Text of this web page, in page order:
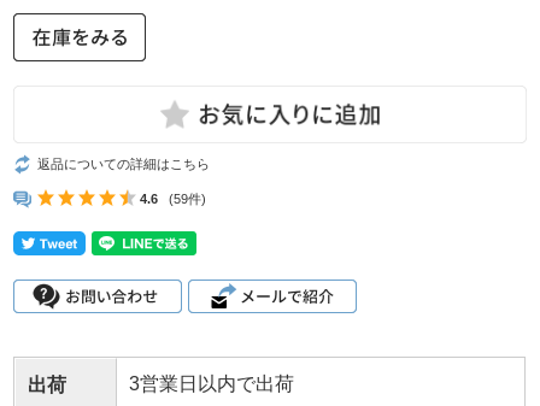
返品についての詳細はこちら
4.6 (59件)
出荷 3営業日以内で出荷